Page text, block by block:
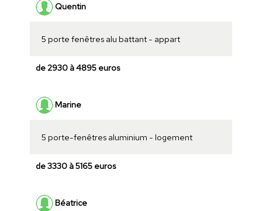
Quentin
5 porte fenêtres alu battant - appart
de 2930 à 4895 euros
Marine
5 porte-fenêtres aluminium - logement
de 3330 à 5165 euros
Béatrice